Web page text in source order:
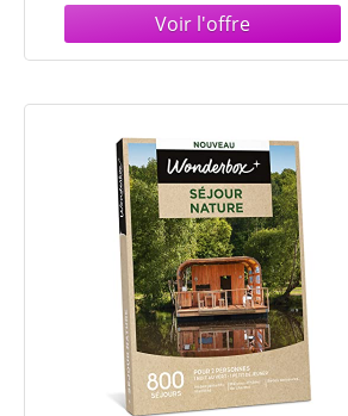
Etre